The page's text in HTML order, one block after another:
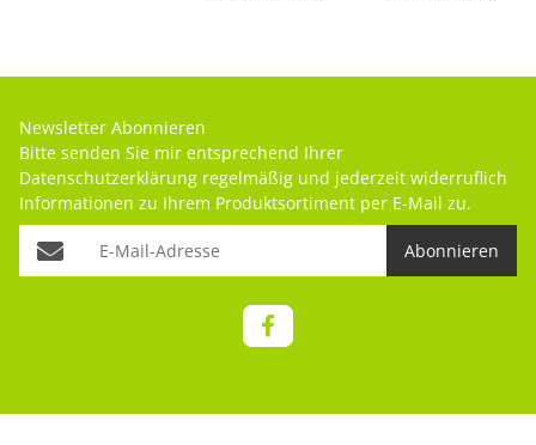
Newsletter Abonnieren
Bitte senden Sie mir entsprechend Ihrer
Datenschutzerklärung regelmäßig und jederzeit widerruflich
Informationen zu Ihrem Produktsortiment per E-Mail zu.
Abonnieren